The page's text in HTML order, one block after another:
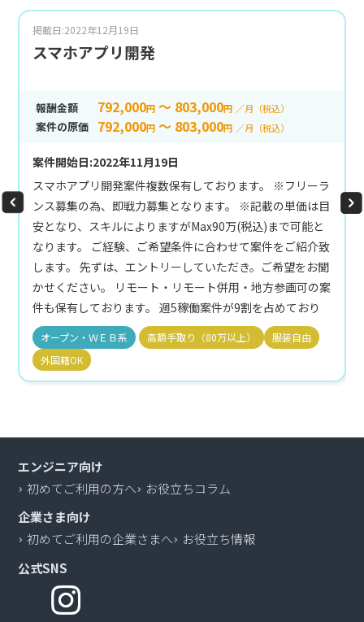
掲載日:2022年12月19日
スマホアプリ開発
報酬金額 792,000円～ 803,000円 ／月（税込）
案件の原価 792,000円～ 803,000円 ／月（税込）
案件開始日:2022年11月19日
スマホアプリ開発案件複数保有しております。 ※フリーラ
ンス募集の為、即戦力募集となります。 ※記載の単価は目
安となり、スキルによりますがMax90万(税込)まで可能と
なります。 ご経験、ご希望条件に合わせて案件をご紹介致
します。 先ずは、エントリーしていただき。ご希望をお聞
かせください。 リモート・リモート併用・地方参画可の案
件も保有しております。 週5稼働案件が9割を占めており
ます。
オープン・ＷＥＢ系 高額手取り（80万以上）
服装自由
外国籍OK
エンジニア向け
初めてご利用の方へ
お役立ちコラム
企業さま向け
初めてご利用の企業さまへ
お役立ち情報
公式SNS